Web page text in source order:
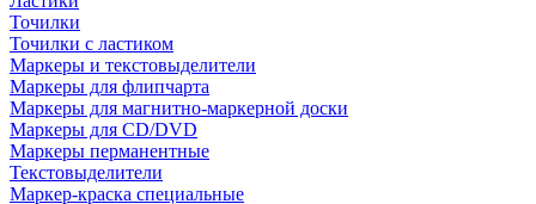
Точилки
Точилки с ластиком
Маркеры и текстовыделители
Маркеры для флипчарта
Маркеры для магнитно-маркерной доски
Маркеры для CD/DVD
Маркеры перманентные
Текстовыделители
Маркер-краска специальные